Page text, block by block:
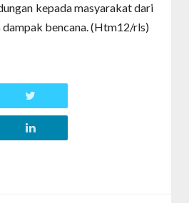
kepada masyarakat dari
dampak bencana. (Htm12/rls)